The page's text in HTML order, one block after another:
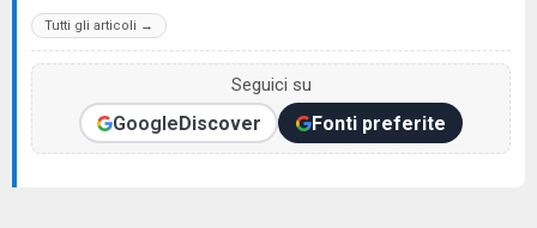
Tutti gli articoli →
Seguici su
GoogleDiscover Fonti preferite